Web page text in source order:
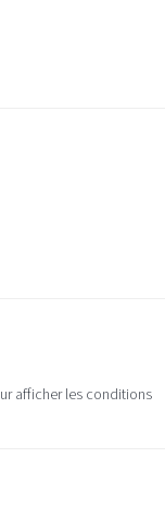
afficher les conditions